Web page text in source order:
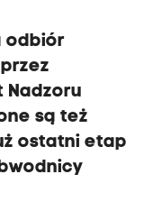
odbiór
Nadzoru
są też
ostatni etap